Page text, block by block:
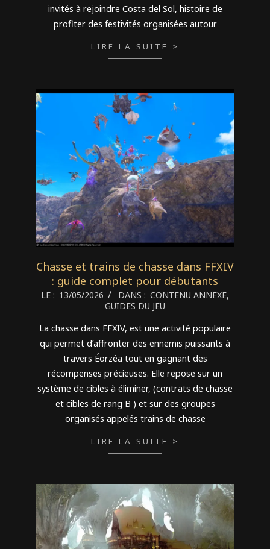
invités à rejoindre Costa del Sol, histoire de
profiter des festivités organisées autour
LIRE LA SUITE >
Chasse et trains de chasse dans FFXIV
: guide complet pour débutants
2026-
13
LE : 13/05/2026 DANS : CONTENU ANNEXE,
GUIDES DU JEU
La chasse dans FFXIV, est une activité populaire
qui permet d’affronter des ennemis puissants à
travers Éorzéa tout en gagnant des
récompenses précieuses. Elle repose sur un
système de cibles à éliminer, (contrats de chasse
et cibles de rang B ) et sur des groupes
organisés appelés trains de chasse
LIRE LA SUITE >